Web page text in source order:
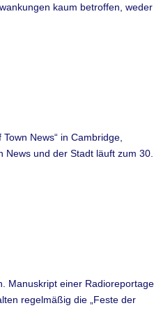
kaum betroffen, weder
News“ in Cambridge,
und der Stadt läuft zum 30.
Manuskript einer
regelmäßig die „Feste der